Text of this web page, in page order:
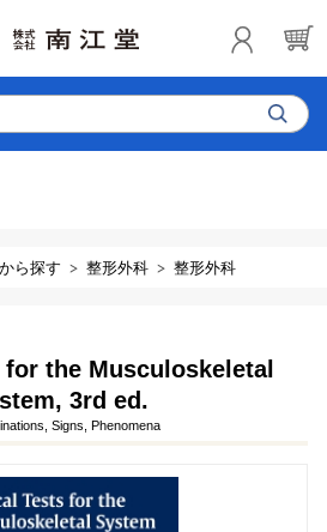
ら探す 整形外科 整形外科
the Musculoskeletal
3rd ed.
Signs, Phenomena